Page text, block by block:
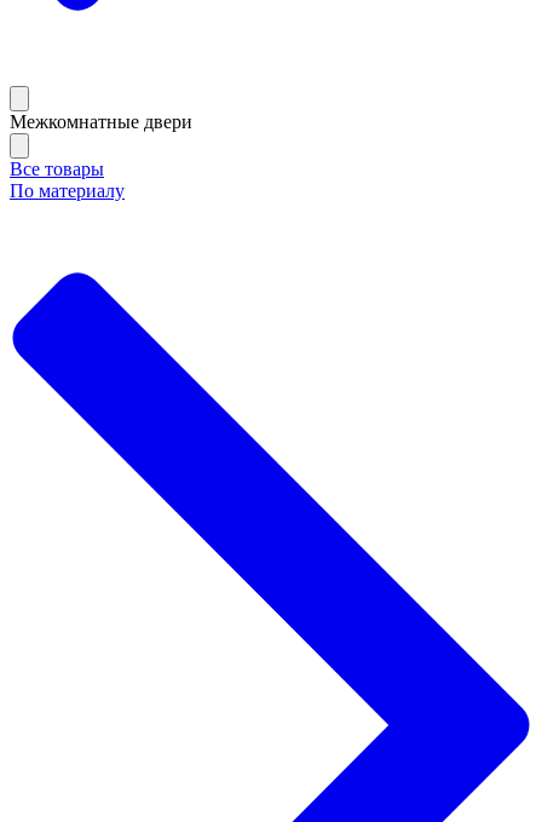
Межкомнатные двери
Все товары
По материалу